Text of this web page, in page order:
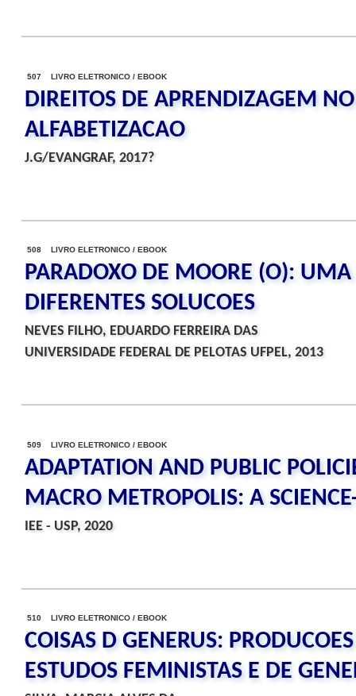
507 LIVRO ELETRONICO / EBOOK
DIREITOS DE APRENDIZAGEM
ALFABETIZACAO
J.G/EVANGRAF, 2017?
508 LIVRO ELETRONICO / EBOOK
PARADOXO DE MOORE (O): UMA
DIFERENTES SOLUCOES
NEVES FILHO, EDUARDO FERREIRA DAS
UNIVERSIDADE FEDERAL DE PELOTAS UFPEL, 2013
509 LIVRO ELETRONICO / EBOOK
ADAPTATION AND PUBLIC
MACRO METROPOLIS: A
IEE - USP, 2020
510 LIVRO ELETRONICO / EBOOK
COISAS D GENERUS:
ESTUDOS FEMINISTAS E DE